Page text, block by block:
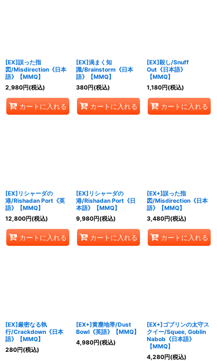
[EX]誤った指
図/Misdirection《日本
語》【MMQ】
2,980円(税込)
カートに入れる
[EX]渦まく知
識/Brainstorm《日本
語》【MMQ】
380円(税込)
カートに入れる
[EX]殺し/Snuff
Out《日本語》
【MMQ】
1,180円(税込)
カートに入れる
[EX]リシャーダの
港/Rishadan Port《英
語》【MMQ】
12,800円(税込)
カートに入れる
[EX]リシャーダの
港/Rishadan Port《日
本語》【MMQ】
9,980円(税込)
カートに入れる
[EX+]誤った指
図/Misdirection《日本
語》【MMQ】
3,480円(税込)
カートに入れる
[EX]厳密なる執
行/Crackdown《日本
語》【MMQ】
280円(税込)
[EX+]黄塵地帯/Dust
Bowl《英語》【MMQ】
4,980円(税込)
[EX+]ゴブリンの太守ス
クイー/Squee, Goblin
Nabob《日本語》
【MMQ】
4,280円(税込)